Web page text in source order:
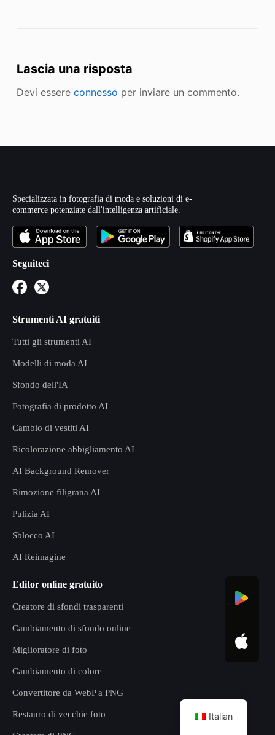
Lascia una risposta
Devi essere connesso per inviare un commento.
Specializzata in fotografia di moda e soluzioni di e-
commerce potenziate dall'intelligenza artificiale.
Seguiteci
Strumenti AI gratuiti
Tutti gli strumenti AI
Modelli di moda AI
Sfondo dell'IA
Fotografia di prodotto AI
Cambio di vestiti AI
Ricolorazione abbigliamento AI
AI Background Remover
Rimozione filigrana AI
Pulizia AI
Sblocco AI
AI Reimagine
Editor online gratuito
Creatore di sfondi trasparenti
Cambiamento di sfondo online
Miglioratore di foto
Cambiamento di colore
Convertitore da WebP a PNG
Restauro di vecchie foto Italian